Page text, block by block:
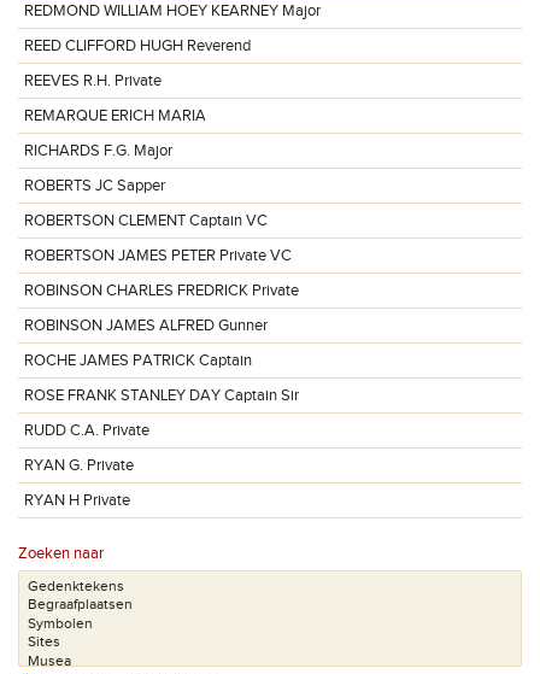
REDMOND WILLIAM HOEY KEARNEY Major
REED CLIFFORD HUGH Reverend
REEVES R.H. Private
REMARQUE ERICH MARIA
RICHARDS F.G. Major
ROBERTS JC Sapper
ROBERTSON CLEMENT Captain VC
ROBERTSON JAMES PETER Private VC
ROBINSON CHARLES FREDRICK Private
ROBINSON JAMES ALFRED Gunner
ROCHE JAMES PATRICK Captain
ROSE FRANK STANLEY DAY Captain Sir
RUDD C.A. Private
RYAN G. Private
RYAN H Private
Zoeken naar